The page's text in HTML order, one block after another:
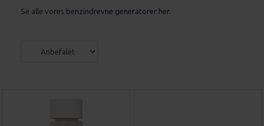
Se alle vores benzindrevne generatorer her.